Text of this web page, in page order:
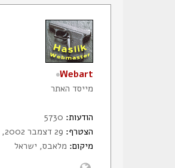
Webart
מייסד האתר
הודעות:
הצטרף:
מיקום: מלאבס, ישראל